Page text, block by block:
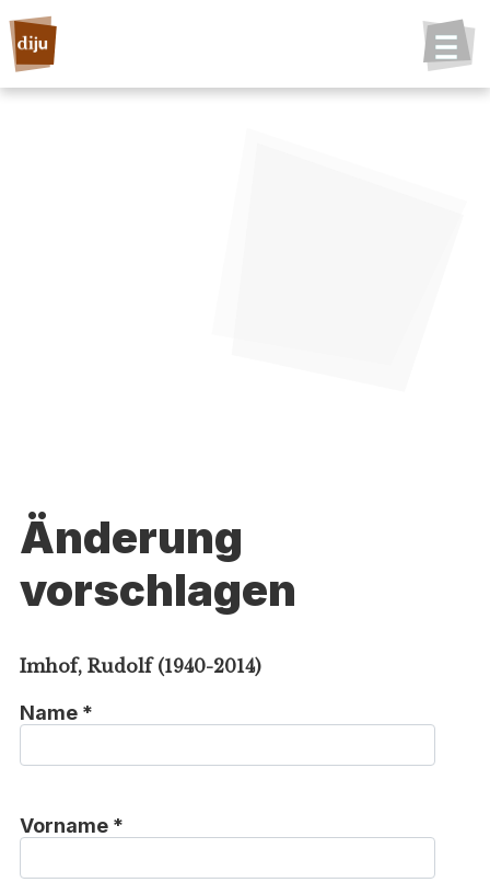
Änderung
vorschlagen
Imhof, Rudolf (1940-2014)
Name *
Vorname *